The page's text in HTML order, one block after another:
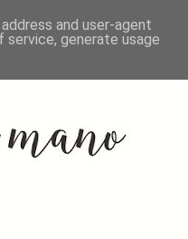
and user-agent
generate usage